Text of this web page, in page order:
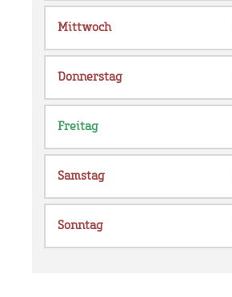
Mittwoch
Donnerstag
Freitag
Samstag
Sonntag